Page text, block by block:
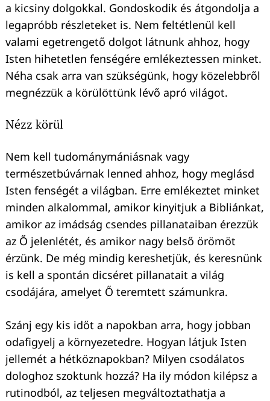
a kicsiny dolgokkal. Gondoskodik és átgondolja a
legapróbb részleteket is. Nem feltétlenül kell
valami egetrengető dolgot látnunk ahhoz, hogy
Isten hihetetlen fenségére emlékeztessen minket.
Néha csak arra van szükségünk, hogy közelebbről
megnézzük a körülöttünk lévő apró világot.
Nézz körül
Nem kell tudománymániásnak vagy
természetbúvárnak lenned ahhoz, hogy meglásd
Isten fenségét a világban. Erre emlékeztet minket
minden alkalommal, amikor kinyitjuk a Bibliánkat,
amikor az imádság csendes pillanataiban érezzük
az Ő jelenlétét, és amikor nagy belső örömöt
érzünk. De még mindig kereshetjük, és keresnünk
is kell a spontán dicséret pillanatait a világ
csodájára, amelyet Ő teremtett számunkra.
Szánj egy kis időt a napokban arra, hogy jobban
odafigyelj a környezetedre. Hogyan látjuk Isten
jellemét a hétköznapokban? Milyen csodálatos
dologhoz szoktunk hozzá? Ha ily módon kilépsz a
rutinodból, az teljesen megváltoztathatja a